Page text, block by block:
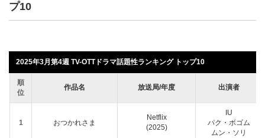
プ10
2025年3月第4週 TV-OTTドラマ話題性ランキング トップ10
順
位
作品名 放送局/年度 出演者
1 おつかれさま
Netflix
(2025)
IU
パク・ボゴム
ムン・ソリ